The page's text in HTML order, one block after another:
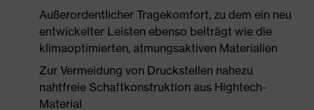
Außerordentlicher Tragekomfort, zu dem ein neu
entwickelter Leisten ebenso beiträgt wie die
klimaoptimierten, atmungsaktiven Materialien
Zur Vermeidung von Druckstellen nahezu
nahtfreie Schaftkonstruktion aus Hightech-
Material